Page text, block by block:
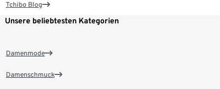
Tchibo Blog
Unsere beliebtesten Kategorien
Damenmode
Damenschmuck